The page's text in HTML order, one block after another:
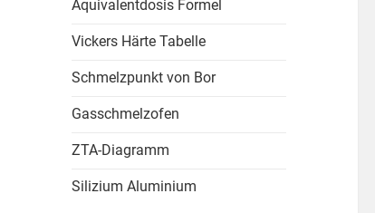
Äquivalentdosis Formel
Vickers Härte Tabelle
Schmelzpunkt von Bor
Gasschmelzofen
ZTA-Diagramm
Silizium Aluminium